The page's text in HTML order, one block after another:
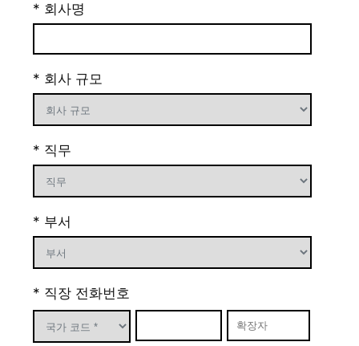
* 회사명
* 회사 규모
* 직무
* 부서
* 직장 전화번호